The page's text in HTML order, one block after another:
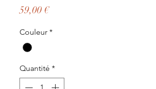
59,00 €Prix
Couleur *
Quantité *